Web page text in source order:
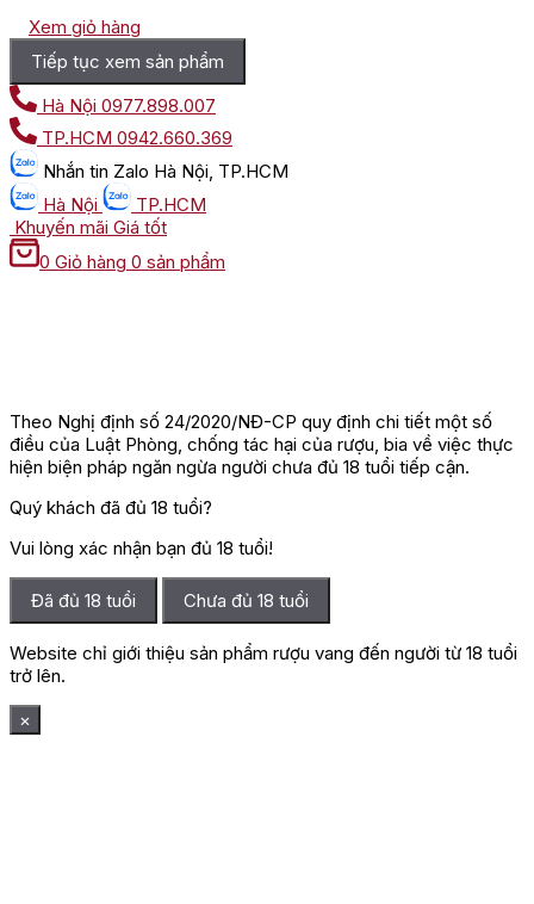
Xem giỏ hàng
Tiếp tục xem sản phẩm
Hà Nội 0977.898.007
TP.HCM 0942.660.369
Nhắn tin Zalo Hà Nội, TP.HCM
Hà Nội
TP.HCM
Khuyến mãi Giá tốt
0 Giỏ hàng 0 sản phẩm
Theo Nghị định số 24/2020/NĐ-CP quy định chi tiết một số
điều của Luật Phòng, chống tác hại của rượu, bia về việc thực
hiện biện pháp ngăn ngừa người chưa đủ 18 tuổi tiếp cận.
Quý khách đã đủ 18 tuổi?
Vui lòng xác nhận bạn đủ 18 tuổi!
Đã đủ 18 tuổi Chưa đủ 18 tuổi
Website chỉ giới thiệu sản phẩm rượu vang đến người từ 18 tuổi
trở lên.
×